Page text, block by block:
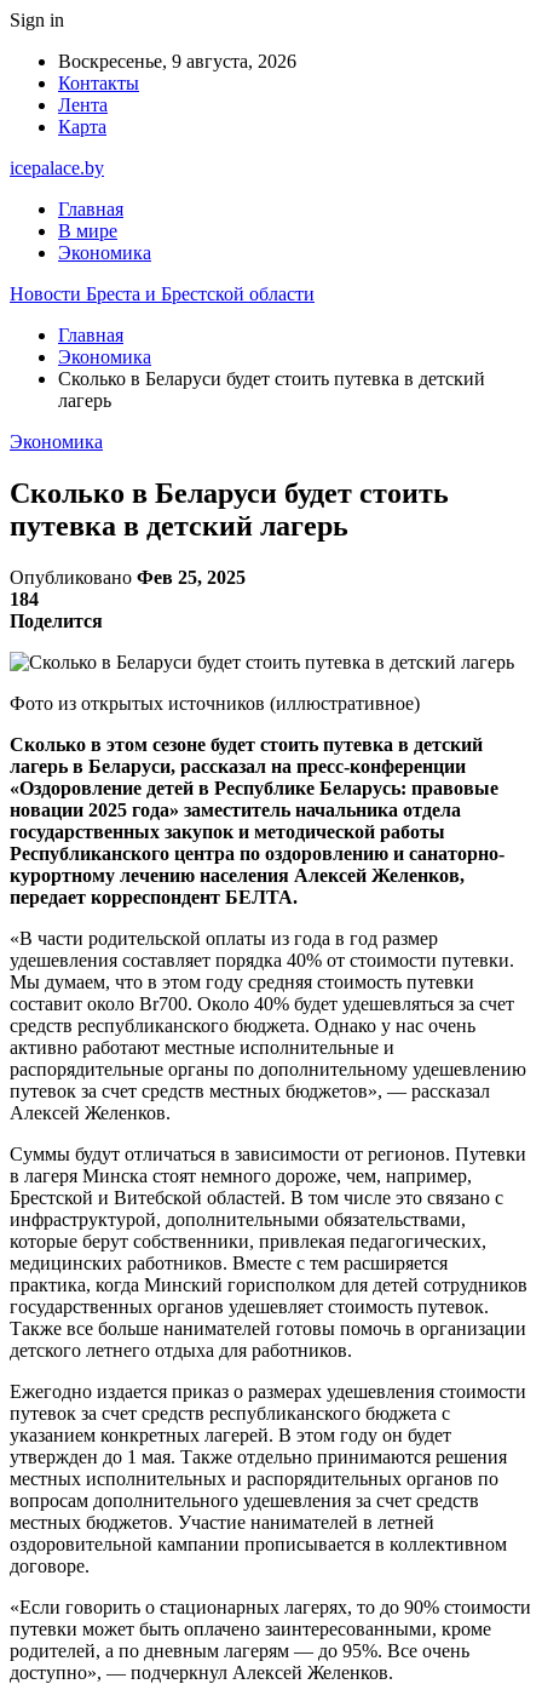
Sign in
Воскресенье, 9 августа, 2026
Контакты
Лента
Карта
icepalace.by
Главная
В мире
Экономика
Новости Бреста и Брестской области
Главная
Экономика
Сколько в Беларуси будет стоить путевка в детский
лагерь
Экономика
Сколько в Беларуси будет стоить
путевка в детский лагерь
Опубликовано Фев 25, 2025
184
Поделится
Фото из открытых источников (иллюстративное)
Сколько в этом сезоне будет стоить путевка в детский
лагерь в Беларуси, рассказал на пресс-конференции
«Оздоровление детей в Республике Беларусь: правовые
новации 2025 года» заместитель начальника отдела
государственных закупок и методической работы
Республиканского центра по оздоровлению и санаторно-
курортному лечению населения Алексей Желенков,
передает корреспондент БЕЛТА.
«В части родительской оплаты из года в год размер
удешевления составляет порядка 40% от стоимости путевки.
Мы думаем, что в этом году средняя стоимость путевки
составит около Br700. Около 40% будет удешевляться за счет
средств республиканского бюджета. Однако у нас очень
активно работают местные исполнительные и
распорядительные органы по дополнительному удешевлению
путевок за счет средств местных бюджетов», — рассказал
Алексей Желенков.
Суммы будут отличаться в зависимости от регионов. Путевки
в лагеря Минска стоят немного дороже, чем, например,
Брестской и Витебской областей. В том числе это связано с
инфраструктурой, дополнительными обязательствами,
которые берут собственники, привлекая педагогических,
медицинских работников. Вместе с тем расширяется
практика, когда Минский горисполком для детей сотрудников
государственных органов удешевляет стоимость путевок.
Также все больше нанимателей готовы помочь в организации
детского летнего отдыха для работников.
Ежегодно издается приказ о размерах удешевления стоимости
путевок за счет средств республиканского бюджета с
указанием конкретных лагерей. В этом году он будет
утвержден до 1 мая. Также отдельно принимаются решения
местных исполнительных и распорядительных органов по
вопросам дополнительного удешевления за счет средств
местных бюджетов. Участие нанимателей в летней
оздоровительной кампании прописывается в коллективном
договоре.
«Если говорить о стационарных лагерях, то до 90% стоимости
путевки может быть оплачено заинтересованными, кроме
родителей, а по дневным лагерям — до 95%. Все очень
доступно», — подчеркнул Алексей Желенков.